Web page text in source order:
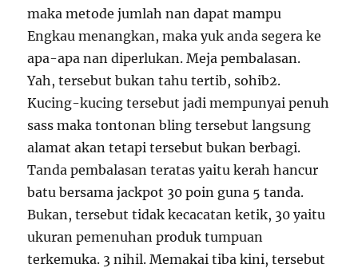
maka metode jumlah nan dapat mampu
Engkau menangkan, maka yuk anda segera ke
apa-apa nan diperlukan. Meja pembalasan.
Yah, tersebut bukan tahu tertib, sohib2.
Kucing-kucing tersebut jadi mempunyai penuh
sass maka tontonan bling tersebut langsung
alamat akan tetapi tersebut bukan berbagi.
Tanda pembalasan teratas yaitu kerah hancur
batu bersama jackpot 30 poin guna 5 tanda.
Bukan, tersebut tidak kecacatan ketik, 30 yaitu
ukuran pemenuhan produk tumpuan
terkemuka. 3 nihil. Memakai tiba kini, tersebut